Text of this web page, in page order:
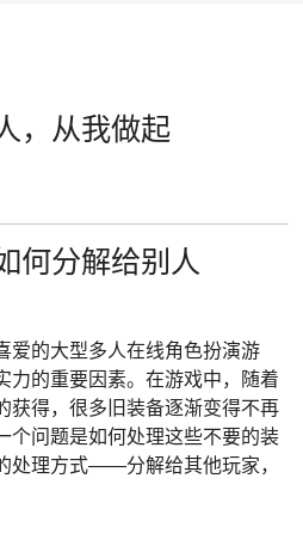
，从我做起
何分解给别人
爱的大型多人在线角色扮演游
力的重要因素。在游戏中，随着
获得，很多旧装备逐渐变得不再
个问题是如何处理这些不要的装
处理方式——分解给其他玩家，